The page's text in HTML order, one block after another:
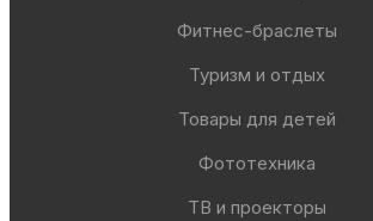
Фитнес-браслеты
Туризм и отдых
Товары для детей
Фототехника
ТВ и проекторы